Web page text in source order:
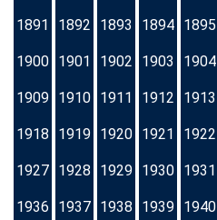
1891 1892 1893 1894 1895
1900 1901 1902 1903 1904
1909 1910 1911 1912 1913
1918 1919 1920 1921 1922
1927 1928 1929 1930 1931
1936 1937 1938 1939 1940